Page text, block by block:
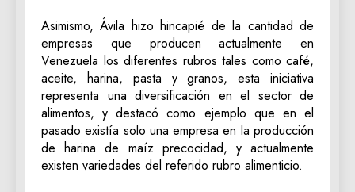
Asimismo, Ávila hizo hincapié de la cantidad de
empresas que producen actualmente en
Venezuela los diferentes rubros tales como café,
aceite, harina, pasta y granos, esta iniciativa
representa una diversificación en el sector de
alimentos, y destacó como ejemplo que en el
pasado existía solo una empresa en la producción
de harina de maíz precocidad, y actualmente
existen variedades del referido rubro alimenticio.